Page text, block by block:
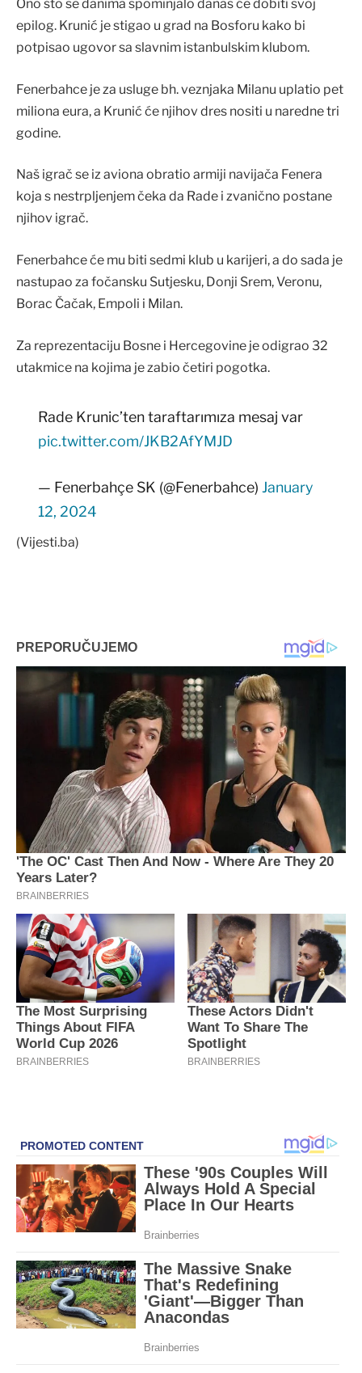
Ono što se danima spominjalo danas će dobiti svoj
epilog. Krunić je stigao u grad na Bosforu kako bi
potpisao ugovor sa slavnim istanbulskim klubom.
Fenerbahce je za usluge bh. veznjaka Milanu uplatio pet
miliona eura, a Krunić će njihov dres nositi u naredne tri
godine.
Naš igrač se iz aviona obratio armiji navijača Fenera
koja s nestrpljenjem čeka da Rade i zvanično postane
njihov igrač.
Fenerbahce će mu biti sedmi klub u karijeri, a do sada je
nastupao za fočansku Sutjesku, Donji Srem, Veronu,
Borac Čačak, Empoli i Milan.
Za reprezentaciju Bosne i Hercegovine je odigrao 32
utakmice na kojima je zabio četiri pogotka.
Rade Krunic’ten taraftarımıza mesaj var
pic.twitter.com/JKB2AfYMJD
— Fenerbahçe SK (@Fenerbahce) January
12, 2024
(Vijesti.ba)